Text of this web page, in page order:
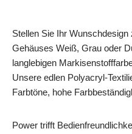
Stellen Sie Ihr
Gehäuses Weiß, Grau oder
langlebigen
Unsere edlen Polyacryl-
Farbtöne, hohe
Power trifft